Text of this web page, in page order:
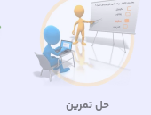
حل تمرین